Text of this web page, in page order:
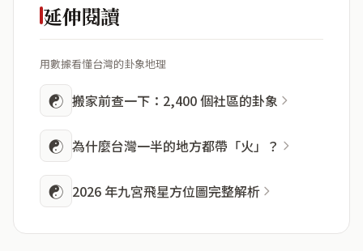
延伸閱讀
用數據看懂台灣的卦象地理
☯ 搬家前查一下：2,400 個社區的卦象
☯ 為什麼台灣一半的地方都帶「火」？
☯ 2026 年九宮飛星方位圖完整解析